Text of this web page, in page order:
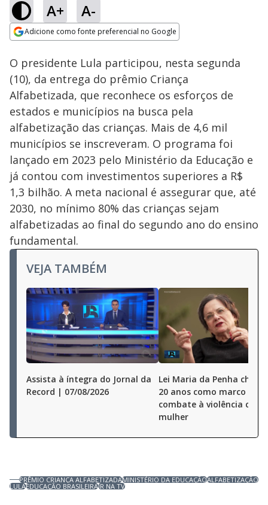
A+ A-
Adicione como fonte preferencial no Google
Ativar
Loaded:
54.05%
O presidente Lula participou, nesta segunda
(10), da entrega do prêmio Criança
Alfabetizada, que reconhece os esforços de
estados e municípios na busca pela
alfabetização das crianças. Mais de 4,6 mil
municípios se inscreveram. O programa foi
lançado em 2023 pelo Ministério da Educação e
já contou com investimentos superiores a R$
1,3 bilhão. A meta nacional é assegurar que, até
2030, no mínimo 80% das crianças sejam
alfabetizadas ao final do segundo ano do ensino
fundamental.
VEJA TAMBÉM
Assista à íntegra do Jornal da
Record | 07/08/2026
Lei Maria da Penha chega
20 anos como marco no
combate à violência
mulher
PRÊMIO CRIANÇA ALFABETIZADAMINISTÉRIO DA EDUCAÇÃOALFABETIZAÇÃO
LULAEDUCAÇÃO BRASILEIRAJR NA TV